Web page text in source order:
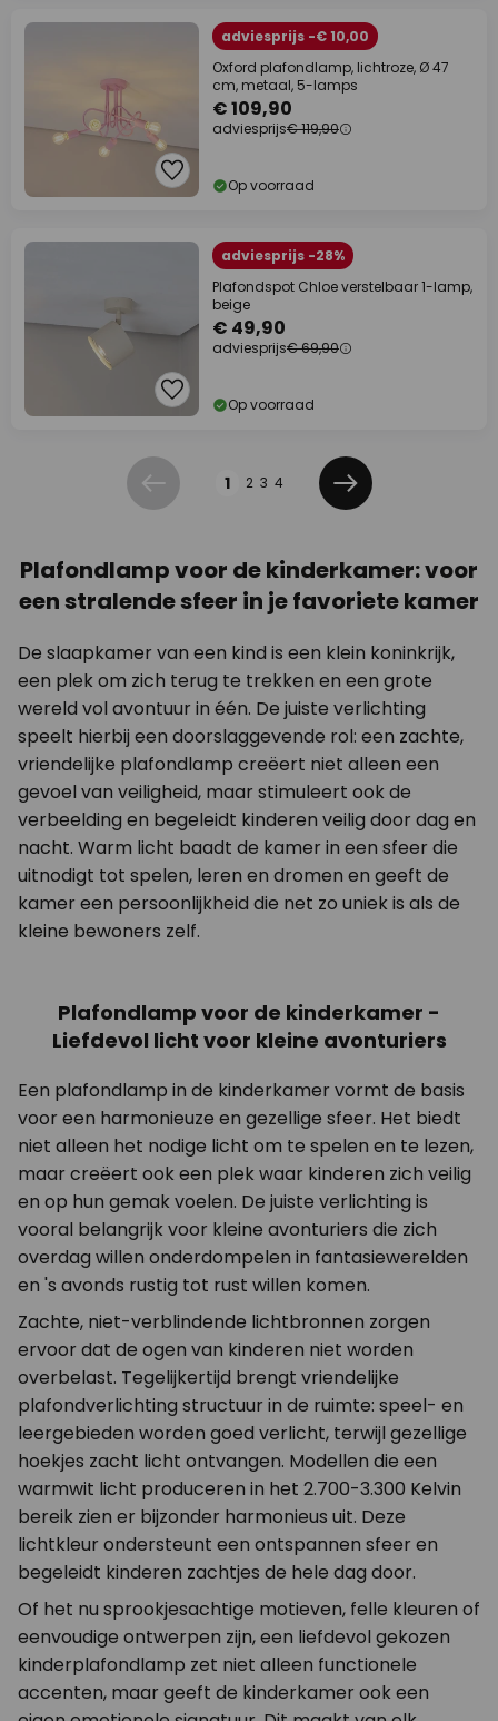
adviesprijs -€ 10,00
Oxford plafondlamp, lichtroze, Ø 47
cm, metaal, 5-lamps
€ 109,90
adviesprijs€ 119,90
Op voorraad
adviesprijs -28%
Plafondspot Chloe verstelbaar 1-lamp,
beige
€ 49,90
adviesprijs€ 69,90
Op voorraad
Vorige 1 2 3 4
Volgende
Plafondlamp voor de kinderkamer: voor
een stralende sfeer in je favoriete kamer
De slaapkamer van een kind is een klein koninkrijk,
een plek om zich terug te trekken en een grote
wereld vol avontuur in één. De juiste verlichting
speelt hierbij een doorslaggevende rol: een zachte,
vriendelijke plafondlamp creëert niet alleen een
gevoel van veiligheid, maar stimuleert ook de
verbeelding en begeleidt kinderen veilig door dag en
nacht. Warm licht baadt de kamer in een sfeer die
uitnodigt tot spelen, leren en dromen en geeft de
kamer een persoonlijkheid die net zo uniek is als de
kleine bewoners zelf.
Plafondlamp voor de kinderkamer -
Liefdevol licht voor kleine avonturiers
Een plafondlamp in de kinderkamer vormt de basis
voor een harmonieuze en gezellige sfeer. Het biedt
niet alleen het nodige licht om te spelen en te lezen,
maar creëert ook een plek waar kinderen zich veilig
en op hun gemak voelen. De juiste verlichting is
vooral belangrijk voor kleine avonturiers die zich
overdag willen onderdompelen in fantasiewerelden
en 's avonds rustig tot rust willen komen.
Zachte, niet-verblindende lichtbronnen zorgen
ervoor dat de ogen van kinderen niet worden
overbelast. Tegelijkertijd brengt vriendelijke
plafondverlichting structuur in de ruimte: speel- en
leergebieden worden goed verlicht, terwijl gezellige
hoekjes zacht licht ontvangen. Modellen die een
warmwit licht produceren in het 2.700-3.300 Kelvin
bereik zien er bijzonder harmonieus uit. Deze
lichtkleur ondersteunt een ontspannen sfeer en
begeleidt kinderen zachtjes de hele dag door.
Of het nu sprookjesachtige motieven, felle kleuren of
eenvoudige ontwerpen zijn, een liefdevol gekozen
kinderplafondlamp zet niet alleen functionele
accenten, maar geeft de kinderkamer ook een